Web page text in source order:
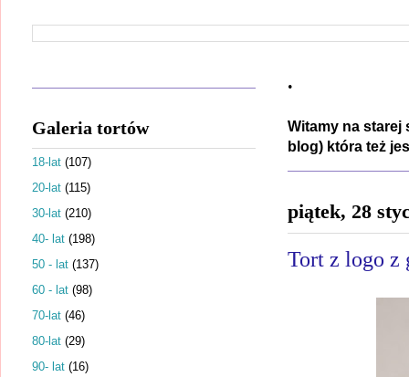
.
Witamy na starej
blog) która też
piątek, 28
Tort z logo z
Galeria tortów
18-lat (107)
20-lat (115)
30-lat (210)
40- lat (198)
50 - lat (137)
60 - lat (98)
70-lat (46)
80-lat (29)
90- lat (16)